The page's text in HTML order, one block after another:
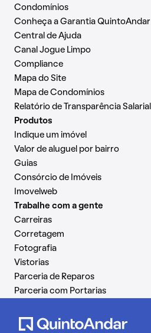
Condomínios
Conheça a Garantia QuintoAndar
Central de Ajuda
Canal Jogue Limpo
Compliance
Mapa do Site
Mapa de Condomínios
Relatório de Transparência Salarial
Produtos
Indique um imóvel
Valor de aluguel por bairro
Guias
Consórcio de Imóveis
Imovelweb
Trabalhe com a gente
Carreiras
Corretagem
Fotografia
Vistorias
Parceria de Reparos
Parceria com Portarias